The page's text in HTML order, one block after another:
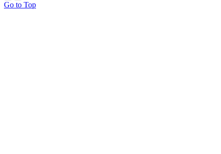
Go to Top